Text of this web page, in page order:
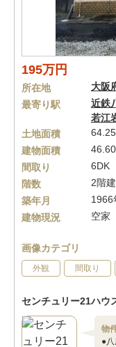
195万円
所在地 大阪
最寄り駅
近鉄
若江
土地面積
建物面積
間取り
6DK
階数
2階
築年月
1966
建物現況
空家
画像カテゴリ
外観 間取り
センチュリー21ハウ
物
●